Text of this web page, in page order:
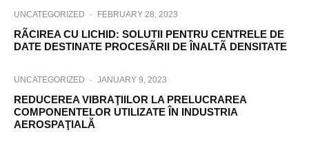
UNCATEGORIZED · FEBRUARY 28, 2023
RÃCIREA CU LICHID: SOLUTII PENTRU CENTRELE DE
DATE DESTINATE PROCESÃRII DE ÎNALTÃ DENSITATE
UNCATEGORIZED · JANUARY 9, 2023
REDUCEREA VIBRAŢIILOR LA PRELUCRAREA
COMPONENTELOR UTILIZATE ÎN INDUSTRIA
AEROSPAŢIALĂ